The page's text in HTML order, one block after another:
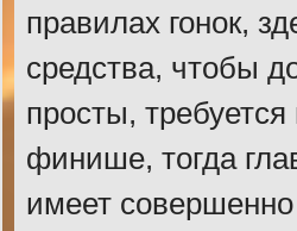
правилах гонок,
средства, чтобы
просты,
финише, тогда
имеет